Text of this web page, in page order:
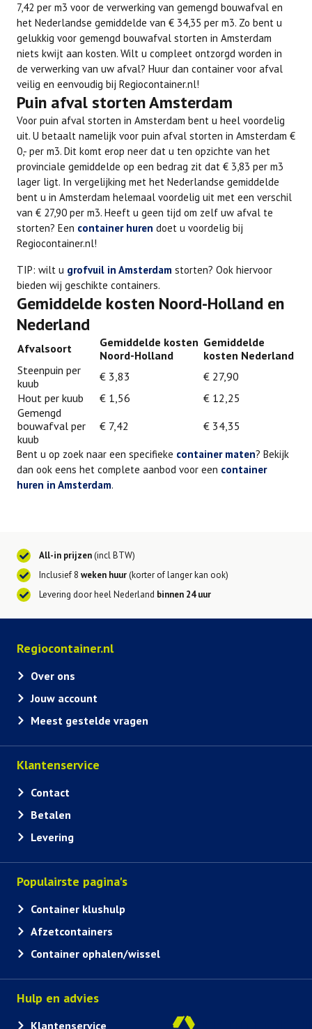
7,42 per m3 voor de verwerking van gemengd bouwafval en
het Nederlandse gemiddelde van € 34,35 per m3. Zo bent u
gelukkig voor gemengd bouwafval storten in Amsterdam
niets kwijt aan kosten. Wilt u compleet ontzorgd worden in
de verwerking van uw afval? Huur dan container voor afval
veilig en eenvoudig bij Regiocontainer.nl!
Puin afval storten Amsterdam
Voor puin afval storten in Amsterdam bent u heel voordelig
uit. U betaalt namelijk voor puin afval storten in Amsterdam €
0,- per m3. Dit komt erop neer dat u ten opzichte van het
provinciale gemiddelde op een bedrag zit dat € 3,83 per m3
lager ligt. In vergelijking met het Nederlandse gemiddelde
bent u in Amsterdam helemaal voordelig uit met een verschil
van € 27,90 per m3. Heeft u geen tijd om zelf uw afval te
storten? Een container huren doet u voordelig bij
Regiocontainer.nl!
TIP: wilt u grofvuil in Amsterdam storten? Ook hiervoor
bieden wij geschikte containers.
Gemiddelde kosten Noord-Holland en
Nederland
Afvalsoort
Gemiddelde kosten
Noord-Holland
Gemiddelde
kosten Nederland
Steenpuin per
kuub
€ 3,83
€ 27,90
Hout per kuub
€ 1,56
€ 12,25
Gemengd
bouwafval per
kuub
€ 7,42 € 34,35
Bent u op zoek naar een specifieke container maten? Bekijk
dan ook eens het complete aanbod voor een container
huren in Amsterdam.
All-in prijzen(incl BTW)
Inclusief 8 weken huur(korter of langer kan ook)
Levering door heel Nederland binnen 24 uur
Regiocontainer.nl
Over ons
Jouw account
Meest gestelde vragen
Klantenservice
Contact
Betalen
Levering
Populairste pagina's
Container klushulp
Afzetcontainers
Container ophalen/wissel
Hulp en advies
Klantenservice